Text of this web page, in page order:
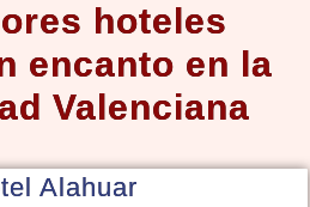
hoteles
encanto en la
Valenciana
Alahuar